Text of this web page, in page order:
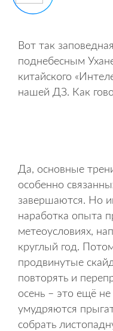
Вот так
поднебесным
китайского
нашей ДЗ. Как
Да, основные
особенно
завершаются. Но
наработка опыта
метеоусловиях,
круглый год.
продвинутые
повторять и
осень – это ещё
умудряются
собрать